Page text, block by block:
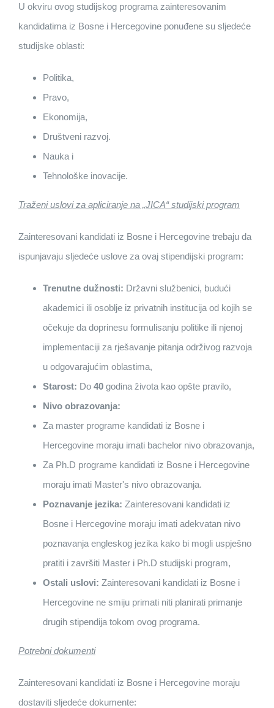
U okviru ovog studijskog programa zainteresovanim
kandidatima iz Bosne i Hercegovine ponuđene su sljedeće
studijske oblasti:
Politika,
Pravo,
Ekonomija,
Društveni razvoj.
Nauka i
Tehnološke inovacije.
Traženi uslovi za apliciranje na „JICA“ studijski program
Zainteresovani kandidati iz Bosne i Hercegovine trebaju da
ispunjavaju sljedeće uslove za ovaj stipendijski program:
Trenutne dužnosti: Državni službenici, budući
akademici ili osoblje iz privatnih institucija od kojih se
očekuje da doprinesu formulisanju politike ili njenoj
implementaciji za rješavanje pitanja održivog razvoja
u odgovarajućim oblastima,
Starost: Do 40 godina života kao opšte pravilo,
Nivo obrazovanja:
Za master programe kandidati iz Bosne i
Hercegovine moraju imati bachelor nivo obrazovanja,
Za Ph.D programe kandidati iz Bosne i Hercegovine
moraju imati Master's nivo obrazovanja.
Poznavanje jezika: Zainteresovani kandidati iz
Bosne i Hercegovine moraju imati adekvatan nivo
poznavanja engleskog jezika kako bi mogli uspješno
pratiti i završiti Master i Ph.D studijski program,
Ostali uslovi: Zainteresovani kandidati iz Bosne i
Hercegovine ne smiju primati niti planirati primanje
drugih stipendija tokom ovog programa.
Potrebni dokumenti
Zainteresovani kandidati iz Bosne i Hercegovine moraju
dostaviti sljedeće dokumente: